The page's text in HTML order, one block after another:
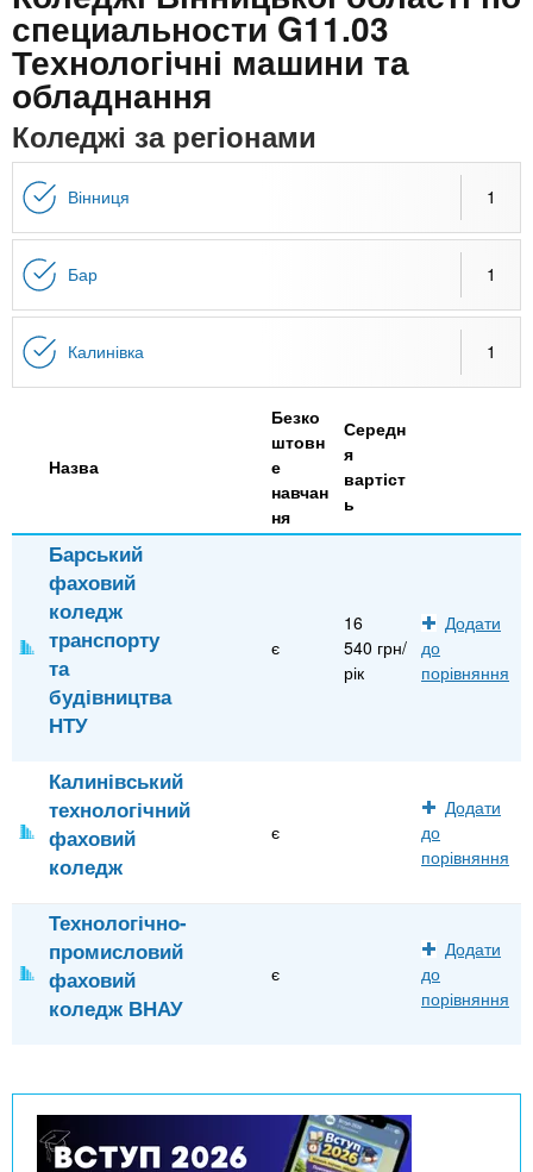
n
t
s
.
i
n
f
o
и
х
з
а
к
д
в
Онлайн курси
За кордоном
специальности G11.03
Технологічні машини та
обладнання
Коледжі за регіонами
Вінниця 1
Бар 1
Калинівка 1
Назва
Безко
штовн
е
навчан
ня
Середн
я
вартіст
ь
Барський
фаховий
коледж
транспорту
та
будівництва
НТУ
є
16
540 грн/
рік
Додати
до
порівняння
Калинівський
технологічний
фаховий
коледж
є
Додати
до
порівняння
Технологічно-
промисловий
фаховий
коледж ВНАУ
є
Додати
до
порівняння